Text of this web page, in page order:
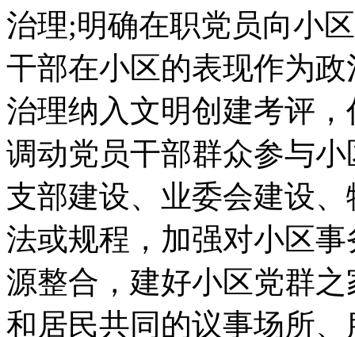
治理;明确在职党员向小
干部在小区的表现作为
治理纳入文明创建考评
调动党员干部群众参与
支部建设、业委会建设
法或规程，加强对小区
源整合，建好小区党群
和居民共同的议事场所